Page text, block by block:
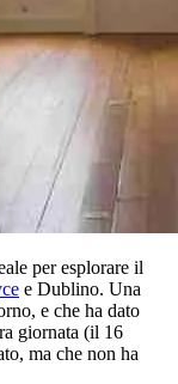
per esplorare il
e Dublino. Una
e che ha dato
giornata (il 16
ma che non ha